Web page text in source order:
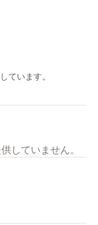
ています。
していません。